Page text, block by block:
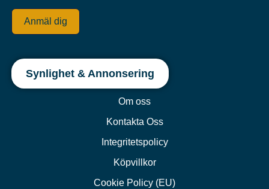
Anmäl dig
Synlighet & Annonsering
Om oss
Kontakta Oss
Integritetspolicy
Köpvillkor
Cookie Policy (EU)